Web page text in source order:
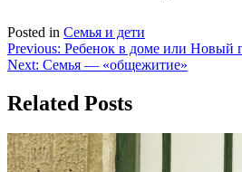
Posted in Семья и дети
Навигация
по
записям
Previous: Ребенок в доме или Новый
Next: Семья — «общежитие»
Related Posts